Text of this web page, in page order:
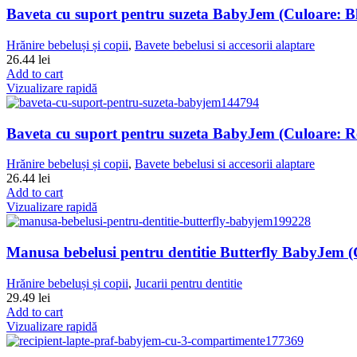
Baveta cu suport pentru suzeta BabyJem (Culoare:
Hrănire bebeluși și copii, Bavete bebelusi si accesorii alaptare
26.44 lei
Add to cart
Vizualizare rapidă
Baveta cu suport pentru suzeta BabyJem (Culoare:
Hrănire bebeluși și copii, Bavete bebelusi si accesorii alaptare
26.44 lei
Add to cart
Vizualizare rapidă
Manusa bebelusi pentru dentitie Butterfly BabyJem
Hrănire bebeluși și copii, Jucarii pentru dentitie
29.49 lei
Add to cart
Vizualizare rapidă